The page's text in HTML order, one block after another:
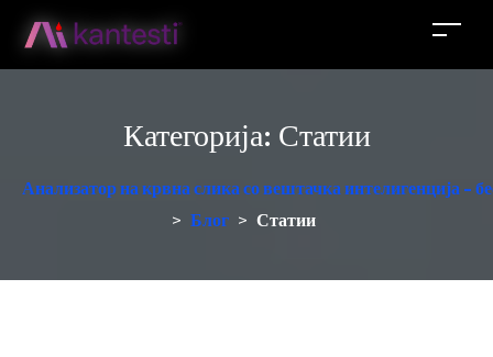
Категорија: Статии
Анализатор на крвна слика со вештачка интелигенција -
> Блог > Статии